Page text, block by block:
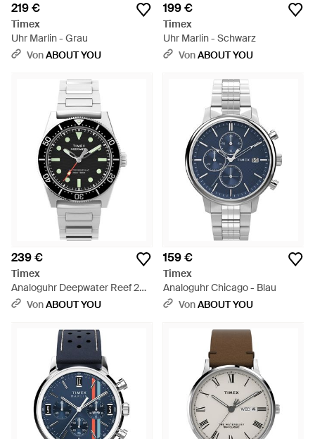
219 €
Timex
Uhr Marlin - Grau
VonABOUT YOU
199 €
Timex
Uhr Marlin - Schwarz
VonABOUT YOU
239 €
Timex
Analoguhr Deepwater Reef 200
- Schwarz
VonABOUT YOU
159 €
Timex
Analoguhr Chicago - Blau
VonABOUT YOU